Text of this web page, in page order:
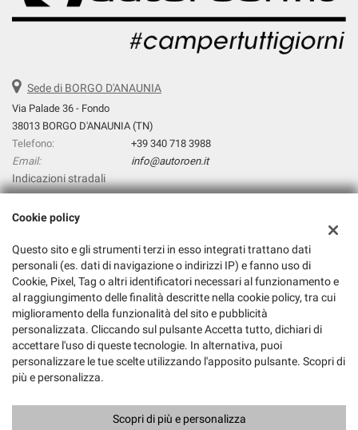
Sede di BORGO D'ANAUNIA
Via Palade 36 - Fondo
38013 BORGO D'ANAUNIA (TN)
Telefono:
+39 340 718 3988
Email:
info@autoroen.it
Indicazioni stradali
Autoroen.It Di Giuliano Pezzini
Via Palade 36, Fondo (TN)
C.F/P.IVA: 01845640224
Registro delle imprese:TN
Copyright © 2026 GestionaleAuto.com S.r.l., Tutti i diritti riservati -
Cookie policy
Questo sito e gli strumenti terzi in esso integrati trattano dati
personali (es. dati di navigazione o indirizzi IP) e fanno uso di
Cookie, Pixel, Tag o altri identificatori necessari al funzionamento e
al raggiungimento delle finalità descritte nella cookie policy, tra cui
miglioramento della funzionalità del sito e pubblicità
personalizzata. Cliccando sul pulsante Accetta tutto, dichiari di
accettare l'uso di queste tecnologie. In alternativa, puoi
personalizzare le tue scelte utilizzando l'apposito pulsante. Scopri di
più e personalizza.
Scopri di più e personalizza